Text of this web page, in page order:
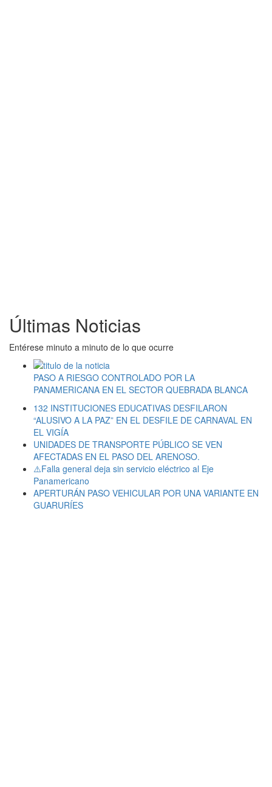
Últimas Noticias
Entérese minuto a minuto de lo que ocurre
PASO A RIESGO CONTROLADO POR LA
PANAMERICANA EN EL SECTOR QUEBRADA BLANCA
132 INSTITUCIONES EDUCATIVAS DESFILARON
“ALUSIVO A LA PAZ” EN EL DESFILE DE CARNAVAL EN
EL VIGÍA
UNIDADES DE TRANSPORTE PÚBLICO SE VEN
AFECTADAS EN EL PASO DEL ARENOSO.
⚠️Falla general deja sin servicio eléctrico al Eje
Panamericano
APERTURÁN PASO VEHICULAR POR UNA VARIANTE EN
GUARURÍES